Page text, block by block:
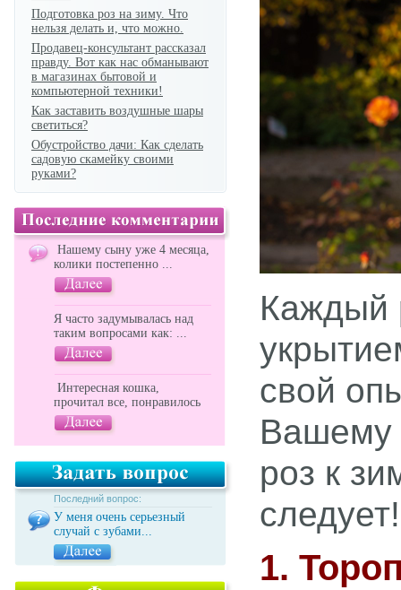
Подготовка роз на зиму. Что
нельзя делать и, что можно.
Продавец-консультант рассказал
правду. Вот как нас обманывают
в магазинах бытовой и
компьютерной техники!
Как заставить воздушные шары
светиться?
Обустройство дачи: Как сделать
садовую скамейку своими
руками?
Нашему сыну уже 4 месяца,
колики постепенно ...
Я часто задумывалась над
таким вопросами как: ...
Интересная кошка,
прочитал все, понравилось
Последний вопрос:
У меня очень серьезный
случай с зубами...
Каждый
свой
Вашему
роз к
следует!
1.